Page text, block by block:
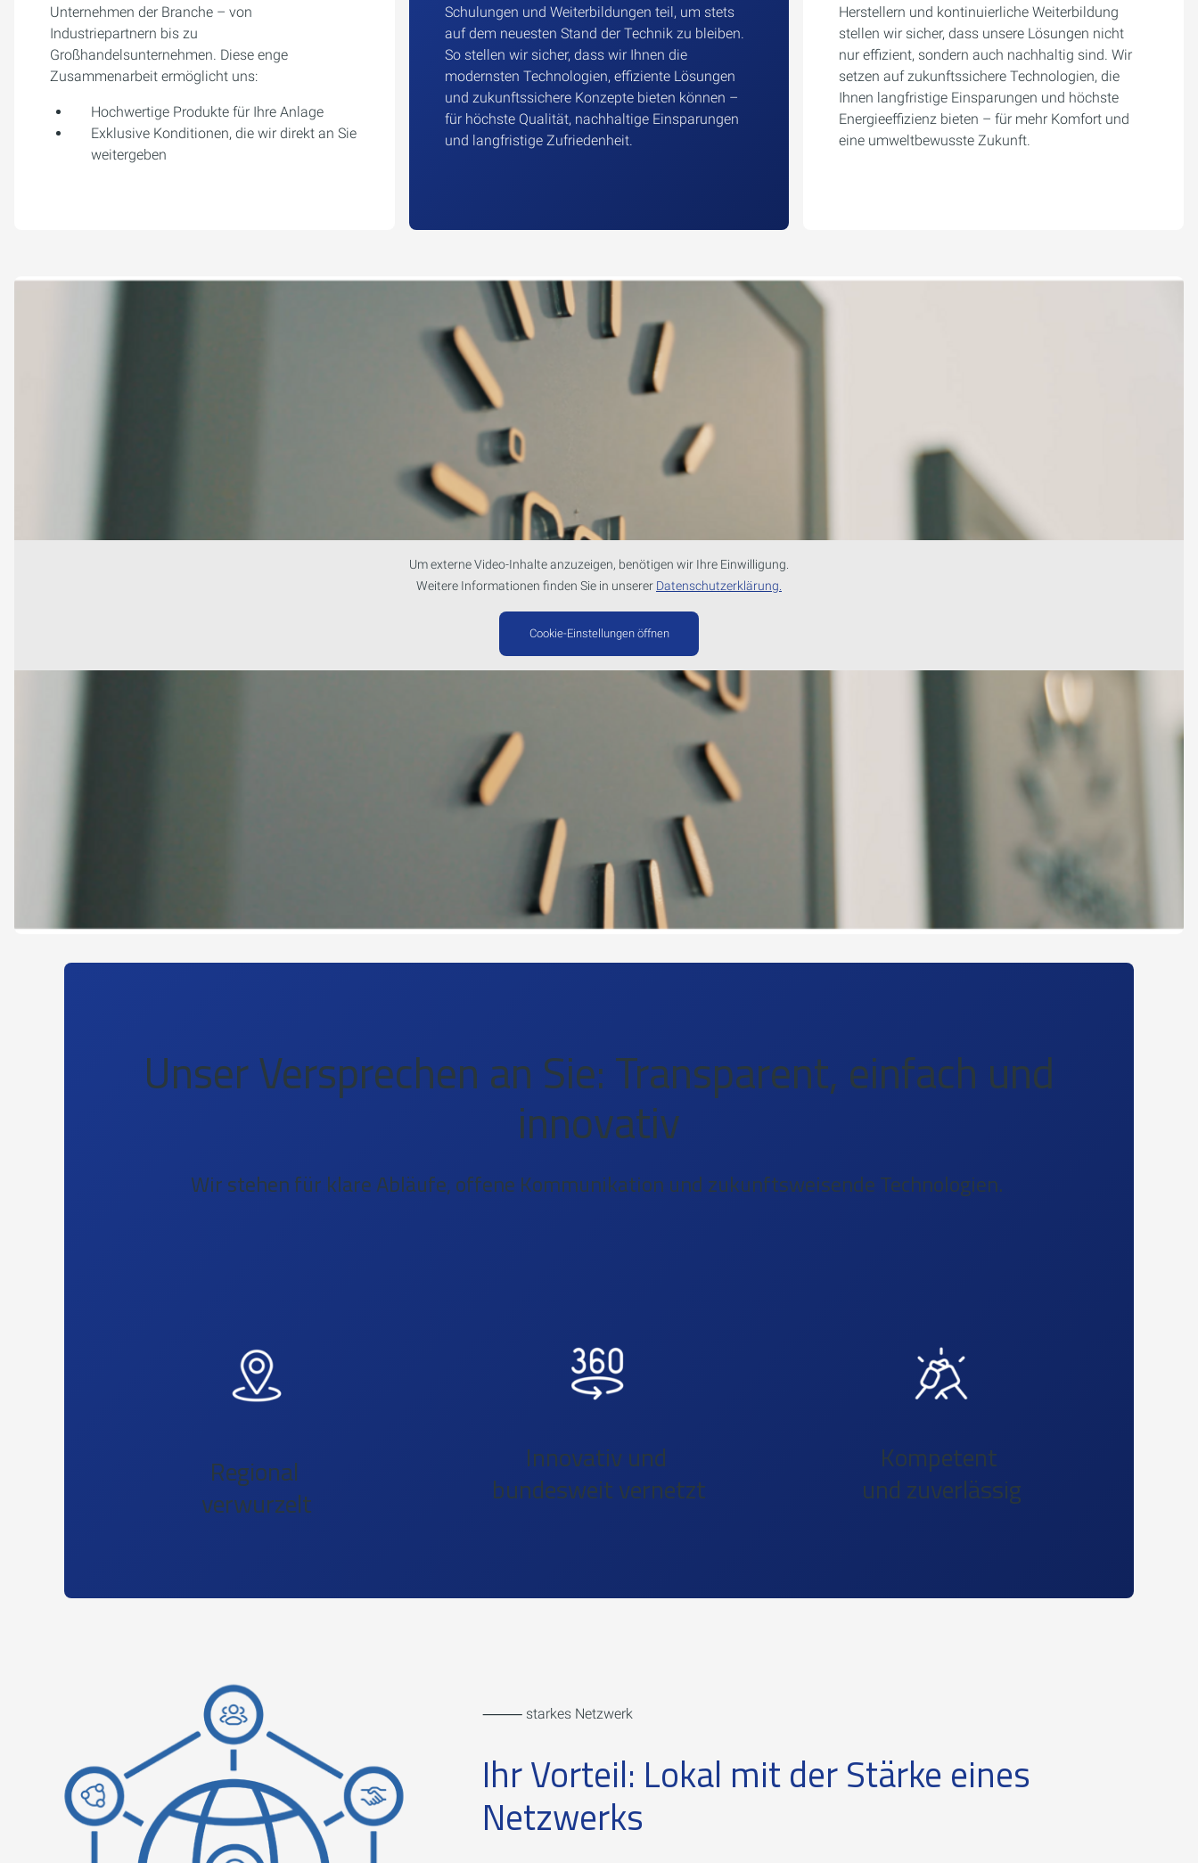
Unternehmen der Branche – von
Industriepartnern bis zu
Großhandelsunternehmen. Diese enge
Zusammenarbeit ermöglicht uns:
Hochwertige Produkte für Ihre Anlage
Exklusive Konditionen, die wir direkt an Sie
weitergeben
Schulungen und Weiterbildungen teil, um stets
auf dem neuesten Stand der Technik zu bleiben.
So stellen wir sicher, dass wir Ihnen die
modernsten Technologien, effiziente Lösungen
und zukunftssichere Konzepte bieten können –
für höchste Qualität, nachhaltige Einsparungen
und langfristige Zufriedenheit.
Herstellern und kontinuierliche Weiterbildung
stellen wir sicher, dass unsere Lösungen nicht
nur effizient, sondern auch nachhaltig sind. Wir
setzen auf zukunftssichere Technologien, die
Ihnen langfristige Einsparungen und höchste
Energieeffizienz bieten – für mehr Komfort und
eine umweltbewusste Zukunft.
Um externe Video-Inhalte anzuzeigen, benötigen wir Ihre Einwilligung.
Weitere Informationen finden Sie in unserer Datenschutzerklärung.
Cookie-Einstellungen öffnen
Unser Versprechen an Sie: Transparent, einfach und
innovativ
Wir stehen für klare Abläufe, offene Kommunikation und zukunftsweisende Technologien.
Regional
verwurzelt
Innovativ und
bundesweit vernetzt
Kompetent
und zuverlässig
⸻ starkes Netzwerk
Ihr Vorteil: Lokal mit der Stärke eines
Netzwerks